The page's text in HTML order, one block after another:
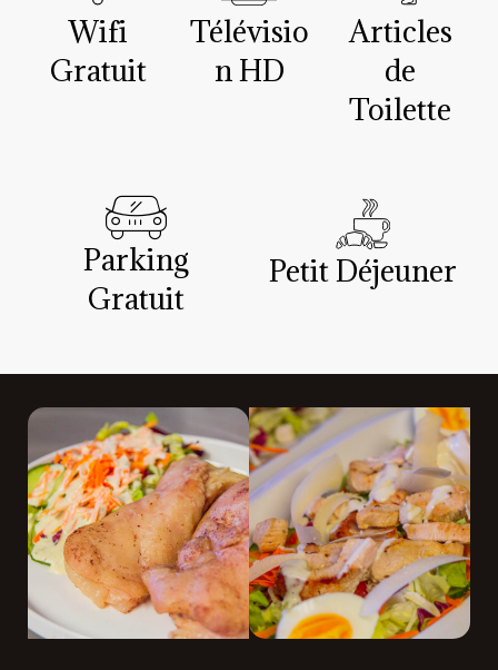
Wifi
Gratuit
Télévisio
n HD
Articles
de
Toilette
Parking
Gratuit
Petit Déjeuner